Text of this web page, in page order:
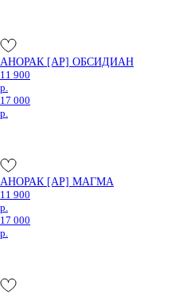
АНОРАК [AP] ОБСИДИАН
11 900
р.
17 000
р.
АНОРАК [AP] МАГМА
11 900
р.
17 000
р.